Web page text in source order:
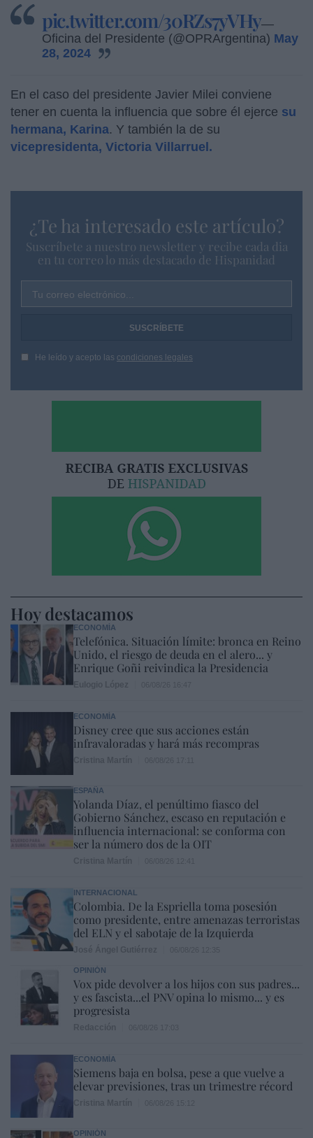
pic.twitter.com/30RZs7yVHy—
Oficina del Presidente (@OPRArgentina) May
28, 2024
En el caso del presidente Javier Milei conviene
tener en cuenta la influencia que sobre él ejerce su
hermana, Karina. Y también la de su
vicepresidenta, Victoria Villarruel.
¿Te ha interesado este artículo?
Suscríbete a nuestro newsletter y recibe cada dia
en tu correo lo más destacado de Hispanidad
Tu correo electrónico...
He leído y acepto las condiciones legales
Hoy destacamos
ECONOMÍA
Telefónica. Situación límite: bronca en Reino
Unido, el riesgo de deuda en el alero... y
Enrique Goñi reivindica la Presidencia
ECONOMÍA
Disney cree que sus acciones están
infravaloradas y hará más recompras
ESPAÑA
Yolanda Díaz, el penúltimo fiasco del
Gobierno Sánchez, escaso en reputación e
influencia internacional: se conforma con
ser la número dos de la OIT
INTERNACIONAL
Colombia. De la Espriella toma posesión
como presidente, entre amenazas terroristas
del ELN y el sabotaje de la Izquierda
OPINIÓN
Vox pide devolver a los hijos con sus padres...
y es fascista...el PNV opina lo mismo... y es
progresista
ECONOMÍA
Siemens baja en bolsa, pese a que vuelve a
elevar previsiones, tras un trimestre récord
OPINIÓN